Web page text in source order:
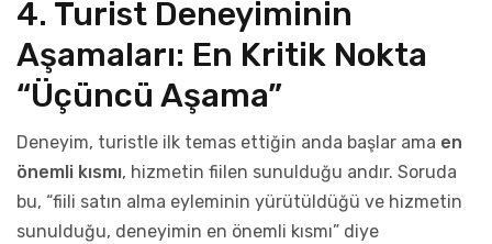
4. Turist Deneyiminin
Aşamaları: En Kritik Nokta
“Üçüncü Aşama”
Deneyim, turistle ilk temas ettiğin anda başlar ama en
önemli kısmı, hizmetin fiilen sunulduğu andır. Soruda
bu, “fiili satın alma eyleminin yürütüldüğü ve hizmetin
sunulduğu, deneyimin en önemli kısmı” diye